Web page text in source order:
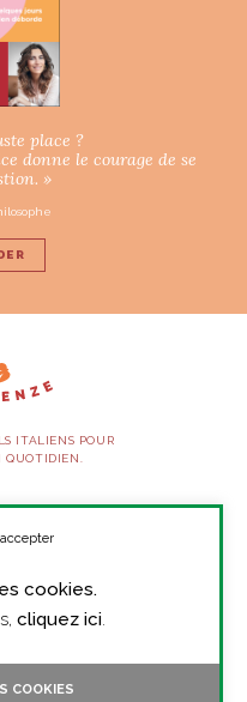
place ?
donne le courage de se
»
ITALIENS POUR
QUOTIDIEN.
cookies.
cliquez ici.
COOKIES